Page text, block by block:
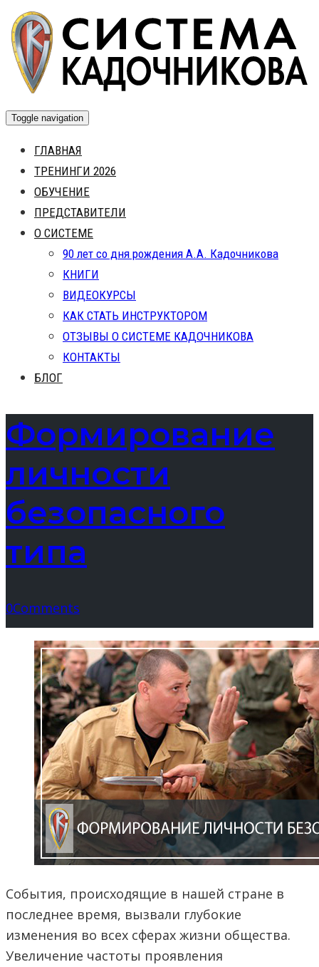
Skip
to
content
Toggle navigation
ГЛАВНАЯ
ТРЕНИНГИ 2026
ОБУЧЕНИЕ
ПРЕДСТАВИТЕЛИ
О СИСТЕМЕ
90 лет со дня рождения А.А. Кадочникова
КНИГИ
ВИДЕОКУРСЫ
КАК СТАТЬ ИНСТРУКТОРОМ
ОТЗЫВЫ О СИСТЕМЕ КАДОЧНИКОВА
КОНТАКТЫ
БЛОГ
Формирование
личности
безопасного
типа
0Comments
События, происходящие в нашей стране в
последнее время, вызвали глубокие
изменения во всех сферах жизни общества.
Увеличение частоты проявления